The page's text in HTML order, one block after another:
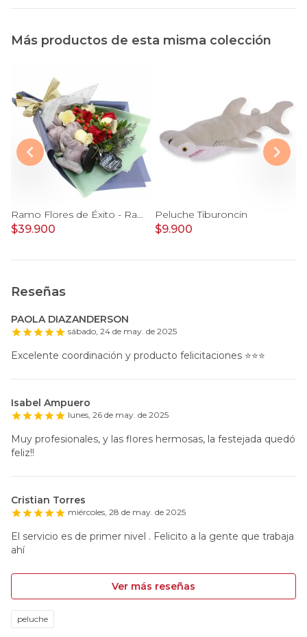
Más productos de esta misma colección
Ramo Flores de Éxito - Ramo de flores para graduación con rosas rojas y rosas blancas, peluche de elefante y pizarra
$39.900
Peluche Tiburoncin
$9.900
Reseñas
PAOLA DIAZANDERSON
sábado, 24 de may. de 2025
Excelente coordinación y producto felicitaciones ⭐️⭐️⭐️
Isabel Ampuero
lunes, 26 de may. de 2025
Muy profesionales, y las flores hermosas, la festejada quedó
feliz!!
Cristian Torres
miércoles, 28 de may. de 2025
El servicio es de primer nivel . Felicito a la gente que trabaja
ahí
Ver más reseñas
peluche